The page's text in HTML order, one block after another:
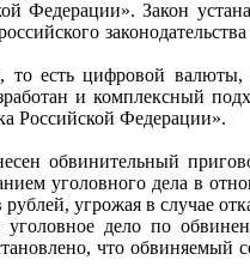
Федерации». Закон
законодательства
то есть цифровой
и комплексный
Российской Федерации».
обвинительный
уголовного дела в
угрожая в случае
уголовное дело по
что обвиняемый